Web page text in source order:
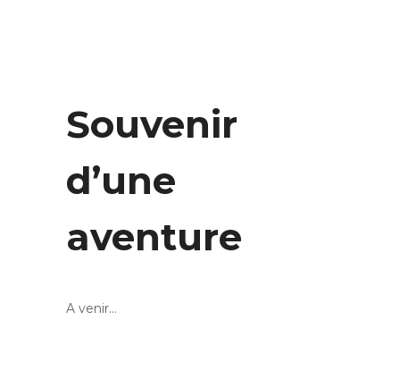
Souvenir
d’une
aventure
A venir…